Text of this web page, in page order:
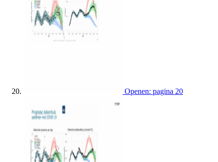
Openen: pagina 20